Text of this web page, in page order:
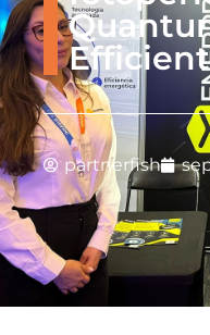
Efficient
partnerfish